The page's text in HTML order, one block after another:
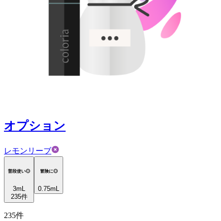
オプション
レモンリーブ
普段使い◎
3mL
235件
冒険に◎
0.75mL
235件